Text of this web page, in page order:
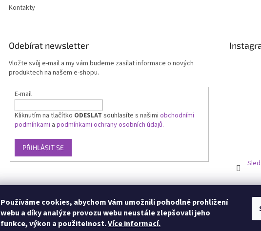
Používáme cookies, abychom Vám umožnili pohodlné prohlížení
webu a díky analýze provozu webu neustále zlepšovali jeho
funkce, výkon a použitelnost.Více informací.
Kontakty
Odebírat newsletter
Vložte svůj e-mail a my vám budeme zasílat informace o nových
produktech na našem e-shopu.
E-mail
Kliknutím na tlačítko ODESLAT souhlasíte s našimi obchodními
podmínkami a podmínkami ochrany osobních údajů.
PŘIHLÁSIT SE